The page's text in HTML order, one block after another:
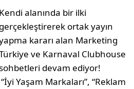
Kendi alanında bir ilki
gerçekleştirerek ortak yayın
kararı alan Marketing
ve Karnaval Clubhouse
devam ediyor!
Yaşam Markaları”, “Reklam